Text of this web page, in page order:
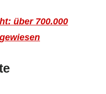
über 700.000